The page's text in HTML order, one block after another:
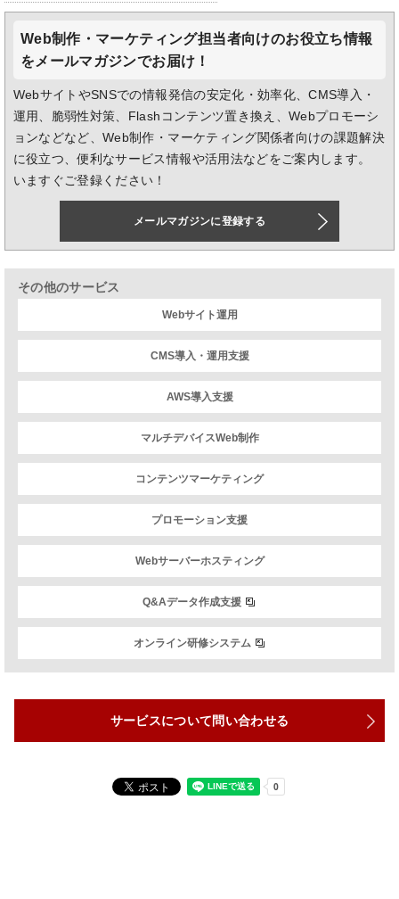
Web制作・マーケティング担当者向けのお役立ち情報
をメールマガジンでお届け！
WebサイトやSNSでの情報発信の安定化・効率化、CMS導入・
運用、脆弱性対策、Flashコンテンツ置き換え、Webプロモーシ
ョンなどなど、Web制作・マーケティング関係者向けの課題解決
に役立つ、便利なサービス情報や活用法などをご案内します。
いますぐご登録ください！
メールマガジンに登録する
その他のサービス
Webサイト運用
CMS導入・運用支援
AWS導入支援
マルチデバイスWeb制作
コンテンツマーケティング
プロモーション支援
Webサーバーホスティング
Q&Aデータ作成支援
オンライン研修システム
サービスについて問い合わせる